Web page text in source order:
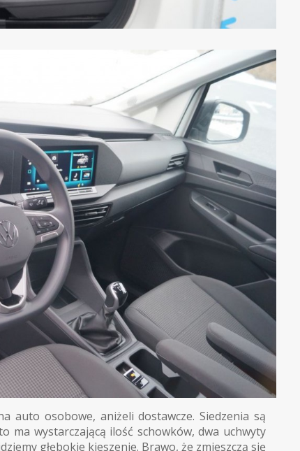
auto osobowe, aniżeli dostawcze. Siedzenia są
ma wystarczającą ilość schowków, dwa uchwyty
głębokie kieszenie. Brawo, że zmieszczą się